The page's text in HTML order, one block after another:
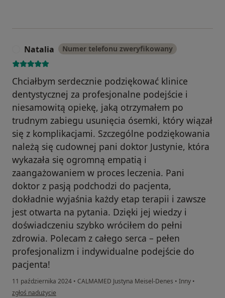
Natalia Numer telefonu zweryfikowany
Chciałbym serdecznie podziękować klinice
dentystycznej za profesjonalne podejście i
niesamowitą opiekę, jaką otrzymałem po
trudnym zabiegu usunięcia ósemki, który wiązał
się z komplikacjami. Szczególne podziękowania
należą się cudownej pani doktor Justynie, która
wykazała się ogromną empatią i
zaangażowaniem w proces leczenia. Pani
doktor z pasją podchodzi do pacjenta,
dokładnie wyjaśnia każdy etap terapii i zawsze
jest otwarta na pytania. Dzięki jej wiedzy i
doświadczeniu szybko wróciłem do pełni
zdrowia. Polecam z całego serca – pełen
profesjonalizm i indywidualne podejście do
pacjenta!
11 października 2024 • CALMAMED Justyna Meisel-Denes • Inny •
w opinii użytkownika Natalia
zgłoś nadużycie